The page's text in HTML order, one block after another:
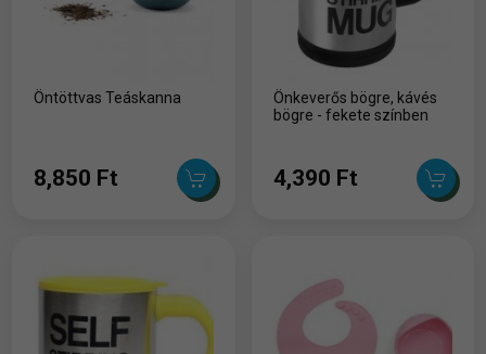
Öntöttvas Teáskanna
8,850 Ft
Önkeverős bögre, kávés
bögre - fekete színben
4,390 Ft